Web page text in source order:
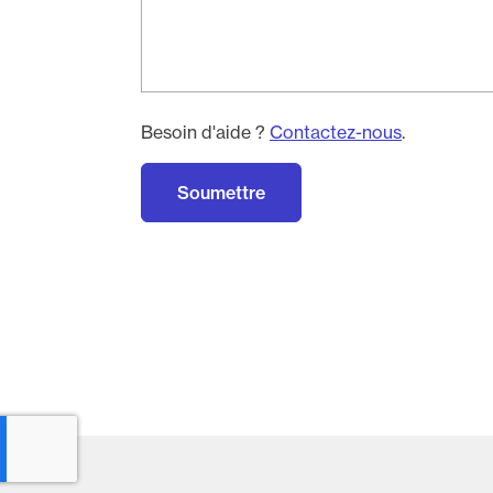
Besoin d'aide ? Contactez-nous.
Soumettre